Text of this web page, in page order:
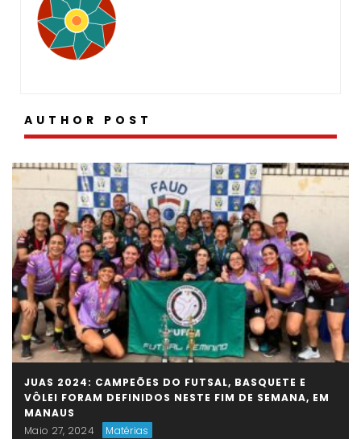
AUTHOR POST
JUAS 2024: CAMPEÕES DO FUTSAL, BASQUETE E
VÔLEI FORAM DEFINIDOS NESTE FIM DE SEMANA, EM
MANAUS
Maio 27, 2024
Matérias